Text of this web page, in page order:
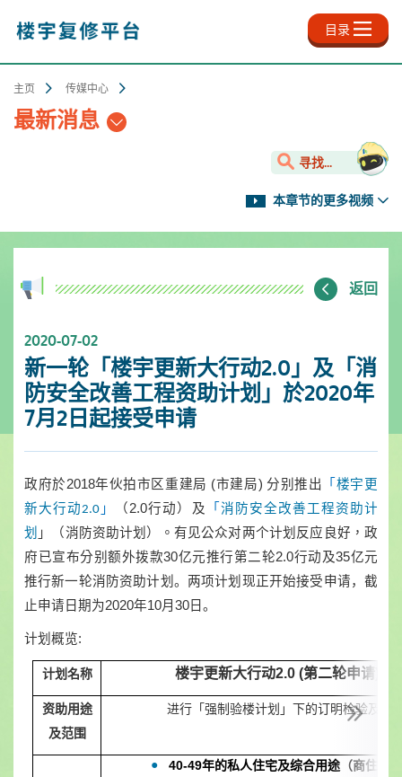
内
目录
主页 传媒中心
最新消息
寻找...
本章节的更多视频
返回
2020-07-02
新一轮「楼宇更新大行动2.0」及「消
防安全改善工程资助计划」於2020年
7月2日起接受申请
政府於2018年伙拍市区重建局 (市建局) 分别推出 「 楼宇更
新大行动2.0 」 （ 2.0行动）及 「 消防安全改善工程资助计
划 」
（消防资助计划）。有见公众对两个计划反应良好，政
府已宣布分别额外拨款30亿元推行第二轮2.0行动及35亿元
推行新一轮消防资助计划。两项计划现正开始接受申请，截
止申请日期为2020年10月30日。
计划概览:
计划名称 楼宇更新大行动2.0 (第二轮申请)
资助用途
及范围
进行「强制验楼计划」下的订明检验及修
40-49年的私人住宅及综合用途（商住）